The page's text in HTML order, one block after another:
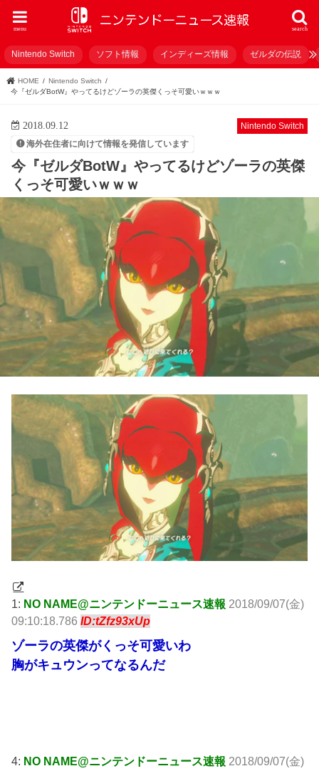
search
menu
Nintendo Switch ソフト情報 インディーズ情報 ゼルダの伝説
HOME
Nintendo Switch
今『ゼルダBotW』やってるけどゾーラの英傑くっそ可愛いｗｗｗ
Nintendo Switch
2018.09.12
海外在住者に向けて情報を発信しています
今『ゼルダBotW』やってるけどゾーラの英傑
くっそ可愛いｗｗｗ
1: NO NAME@ニンテンドーニュース速報 2018/09/07(金)
09:10:18.786ID:tZfz93xUp
ゾーラの英傑がくっそ可愛いわ
胸がキュウンってなるんだ
4: NO NAME@ニンテンドーニュース速報 2018/09/07(金)